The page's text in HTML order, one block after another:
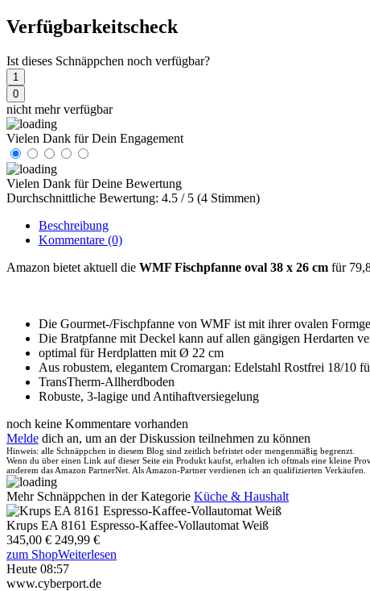
Verfügbarkeitscheck
Ist dieses Schnäppchen noch verfügbar?
1
0
nicht mehr verfügbar
Vielen Dank für Dein Engagement
Vielen Dank für Deine Bewertung
Durchschnittliche Bewertung: 4.5 / 5 (4 Stimmen)
Beschreibung
Kommentare (0)
Amazon bietet aktuell die WMF Fischpfanne oval 38 x 26 cm für
Die Gourmet-/Fischpfanne von WMF ist mit ihrer ovalen
Die Bratpfanne mit Deckel kann auf allen gängigen Herdarten
optimal für Herdplatten mit Ø 22 cm
Aus robustem, elegantem Cromargan: Edelstahl Rostfrei 18/10
TransTherm-Allherdboden
Robuste, 3-lagige und Antihaftversiegelung
noch keine Kommentare vorhanden
Melde dich an, um an der Diskussion teilnehmen zu können
Hinweis: alle Schnäppchen in diesem Blog sind zeitlich befristet oder mengenmäßig begrenzt.
Wenn du über einen Link auf dieser Seite ein Produkt kaufst, erhalten ich oftmals eine kleine
anderem das Amazon PartnerNet. Als Amazon-Partner verdienen ich an qualifizierten Verkäufen.
Mehr Schnäppchen in der Kategorie Küche & Haushalt
Krups EA 8161 Espresso-Kaffee-Vollautomat Weiß
345,00 € 249,99 €
zum ShopWeiterlesen
Heute 08:57
www.cyberport.de